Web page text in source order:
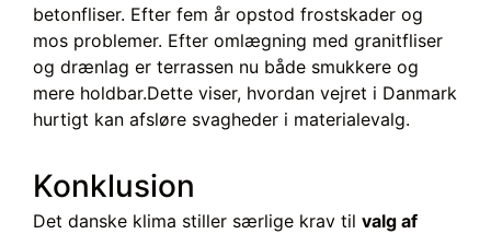
betonfliser. Efter fem år opstod frostskader og
mos problemer. Efter omlægning med granitfliser
og drænlag er terrassen nu både smukkere og
mere holdbar.Dette viser, hvordan vejret i Danmark
hurtigt kan afsløre svagheder i materialevalg.
Konklusion
Det danske klima stiller særlige krav til valg af